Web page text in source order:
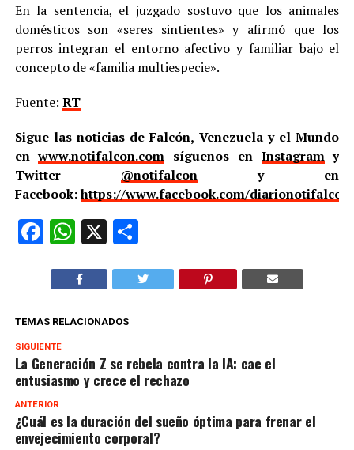
En la sentencia, el juzgado sostuvo que los animales
domésticos son «seres sintientes» y afirmó que los
perros integran el entorno afectivo y familiar bajo el
concepto de «familia multiespecie».
Fuente: RT
Sigue las noticias de Falcón, Venezuela y el Mundo
enwww.notifalcon.com síguenos en Instagramy
Twitter @notifalcony en
Facebook:https://www.facebook.com/
Facebook
WhatsApp
X Compartir
TEMAS RELACIONADOS
SIGUIENTE
La Generación Z se rebela contra la IA: cae el
entusiasmo y crece el rechazo
ANTERIOR
¿Cuál es la duración del sueño óptima para frenar el
envejecimiento corporal?